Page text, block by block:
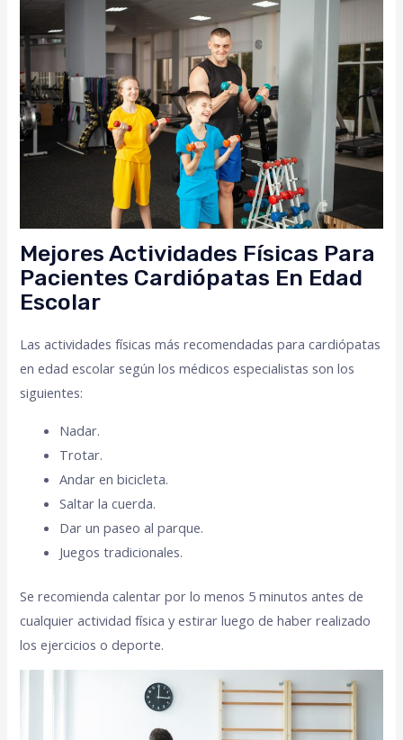
Mejores Actividades Físicas Para
Pacientes Cardiópatas En Edad
Escolar
Las actividades físicas más recomendadas para cardiópatas
en edad escolar según los médicos especialistas son los
siguientes:
Nadar.
Trotar.
Andar en bicicleta.
Saltar la cuerda.
Dar un paseo al parque.
Juegos tradicionales.
Se recomienda calentar por lo menos 5 minutos antes de
cualquier actividad física y estirar luego de haber realizado
los ejercicios o deporte.